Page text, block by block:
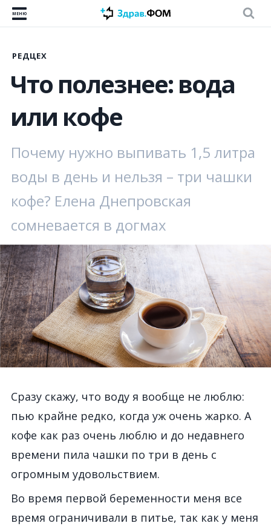
МЕНЮ
РЕДЦЕХ
Что полезнее: вода
или кофе
Почему нужно выпивать 1,5 литра
воды в день и нельзя – три чашки
кофе? Елена Днепровская
сомневается в догмах
Сразу скажу, что воду я вообще не люблю:
пью крайне редко, когда уж очень жарко. А
кофе как раз очень люблю и до недавнего
времени пила чашки по три в день с
огромным удовольствием.
Во время первой беременности меня все
время ограничивали в питье, так как у меня